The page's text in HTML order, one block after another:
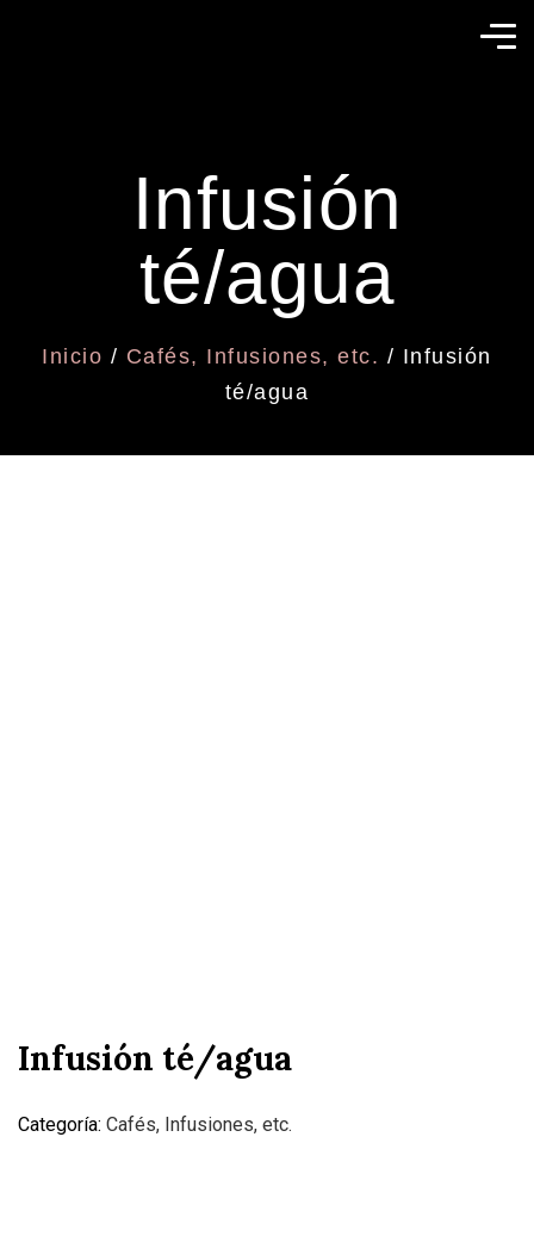
Infusión
té/agua
Inicio / Cafés, Infusiones, etc. / Infusión
té/agua
Infusión té/agua
Categoría: Cafés, Infusiones, etc.